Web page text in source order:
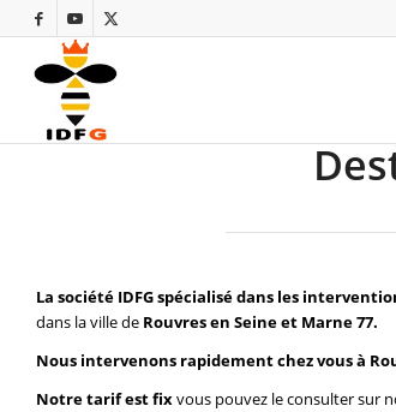
La société IDFG spécialisé dans les
dans la ville de Rouvres en Seine et Marne 77.
Nous intervenons rapidement chez vous à
Notre tarif est fixvous pouvez le consulter sur